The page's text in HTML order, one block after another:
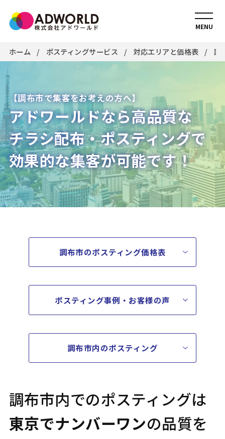
MENU
ホーム ポスティングサービス 対応エリアと価格表 調
【調布市で集客をお考えの方へ】
アドワールドなら高品質な
チラシ配布・ポスティングで
効果的な集客が可能です！
調布市のポスティング価格表
ポスティング事例・お客様の声
調布市内のポスティング
調布市内でのポスティングは
東京でナンバーワンの品質を